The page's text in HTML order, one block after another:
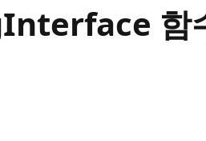
함